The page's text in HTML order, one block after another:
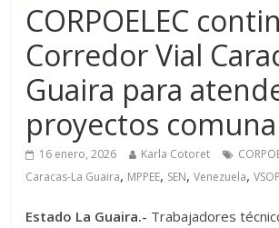
CORPOELEC
Corredor Vial
Guaira para
proyectos
16 enero, 2026 Karla Cotoret
Caracas-La Guaira, MPPEE, SEN,Venezuela,
Estado La Guaira.- Trabajadores